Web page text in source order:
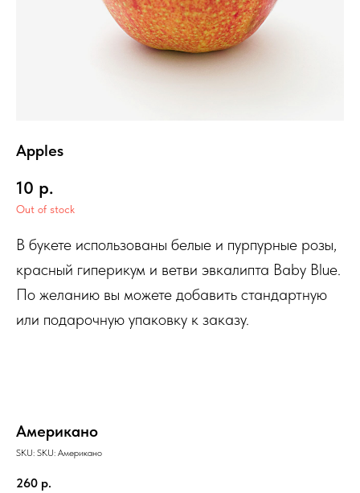
Apples
10 р.
Out of stock
В букете использованы белые и пурпурные розы,
красный гиперикум и ветви эвкалипта Baby Blue.
По желанию вы можете добавить стандартную
или подарочную упаковку к заказу.
Американо
SKU: SKU: Американо
260 р.